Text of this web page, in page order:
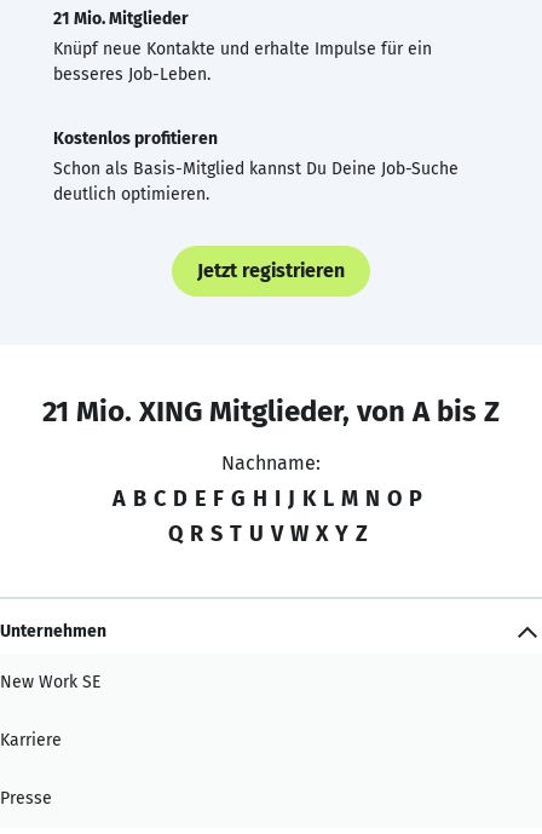
21 Mio. Mitglieder
Knüpf neue Kontakte und erhalte Impulse für ein
besseres Job-Leben.
Kostenlos profitieren
Schon als Basis-Mitglied kannst Du Deine Job-Suche
deutlich optimieren.
Jetzt registrieren
21 Mio. XING Mitglieder, von A bis Z
Nachname:
A B C D E F G H I J K L M N O P
Q R S T U V W X Y Z
Unternehmen
New Work SE
Karriere
Presse